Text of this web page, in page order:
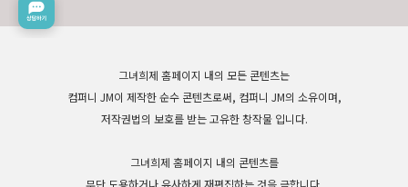
그녀희제 홈페이지 내의 모든 콘텐츠는
컴퍼니 JM이 제작한 순수 콘텐츠로써, 컴퍼니 JM의 소유이며,
저작권법의 보호를 받는 고유한 창작물 입니다.
그녀희제 홈페이지 내의 콘텐츠를